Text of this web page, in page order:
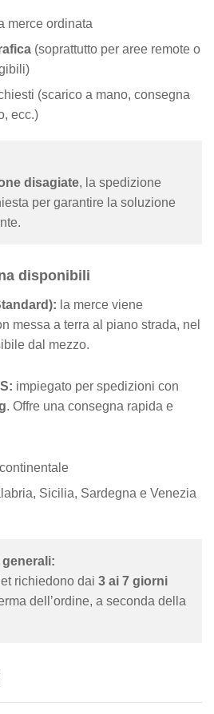
merce ordinata
(soprattutto per aree remote o
(scarico a mano, consegna
ecc.)
disagiate, la spedizione
per garantire la soluzione
disponibili
la merce viene
messa a terra al piano strada, nel
dal mezzo.
impiegato per spedizioni con
. Offre una consegna rapida e
Sicilia, Sardegna e Venezia
richiedono dai 3 ai 7 giorni
dell’ordine, a seconda della